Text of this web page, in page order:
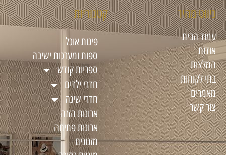
ניווט מהיר
עמוד הבית
אודות
המלצות
בתי לקוחות
מאמרים
צור קשר
קטגוריות
פינות אוכל
ספות ומערכות ישיבה
ספריות קודש
חדרי ילדים
חדרי שינה
ארונות הזזה
ארונות פתיחה
מזנונים